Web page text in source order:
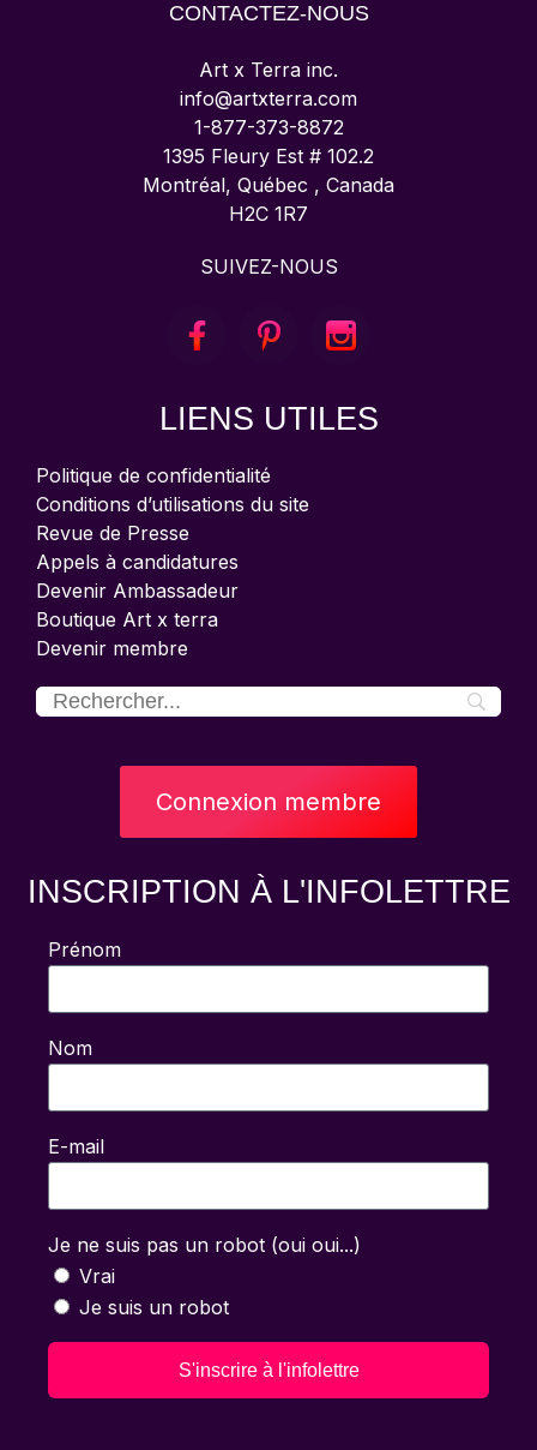
CONTACTEZ-NOUS
Art x Terra inc.
info@artxterra.com
1-877-373-8872
1395 Fleury Est # 102.2
Montréal, Québec , Canada
H2C 1R7
SUIVEZ-NOUS
LIENS UTILES
Politique de confidentialité
Conditions d’utilisations du site
Revue de Presse
Appels à candidatures
Devenir Ambassadeur
Boutique Art x terra
Devenir membre
Connexion membre
INSCRIPTION À L'INFOLETTRE
Prénom
Nom
E-mail
Je ne suis pas un robot (oui oui...)
Vrai
Je suis un robot
S'inscrire à l'infolettre